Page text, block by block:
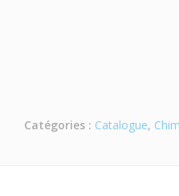
Catégories : Catalogue,